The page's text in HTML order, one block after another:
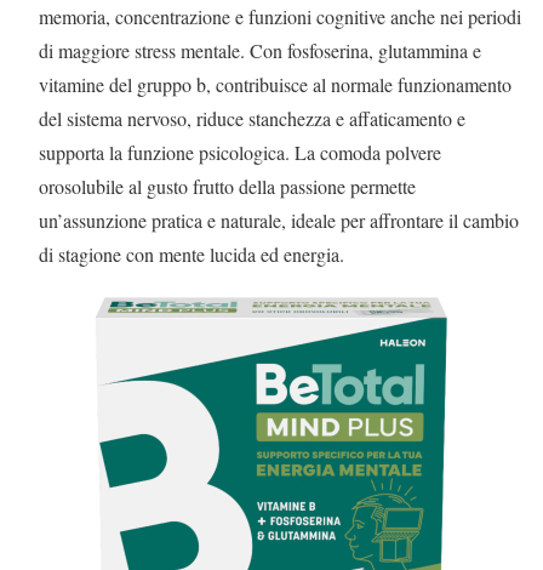
memoria, concentrazione e funzioni cognitive anche nei periodi
di maggiore stress mentale. Con fosfoserina, glutammina e
vitamine del gruppo b, contribuisce al normale funzionamento
del sistema nervoso, riduce stanchezza e affaticamento e
supporta la funzione psicologica. La comoda polvere
orosolubile al gusto frutto della passione permette
un’assunzione pratica e naturale, ideale per affrontare il cambio
di stagione con mente lucida ed energia.